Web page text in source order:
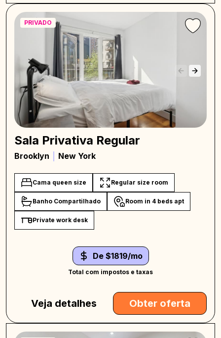
PRIVADO
Sala Privativa Regular
Brooklyn New York
Cama queen size Regular size room
Banho Compartilhado Room in 4 beds apt
Private work desk
De $1819/mo
Total com impostos e taxas
Veja detalhes Obter oferta